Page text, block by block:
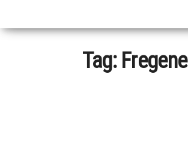
Tag: Fregene